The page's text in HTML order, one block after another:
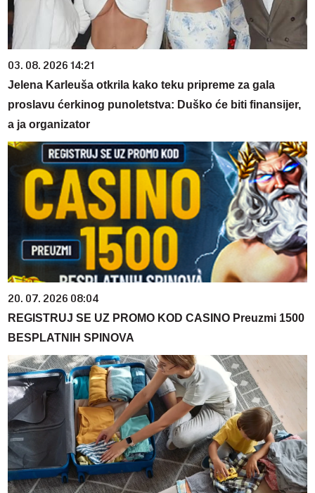
03. 08. 2026 14:21
Jelena Karleuša otkrila kako teku pripreme za gala
proslavu ćerkinog punoletstva: Duško će biti finansijer,
a ja organizator
20. 07. 2026 08:04
REGISTRUJ SE UZ PROMO KOD CASINO Preuzmi 1500
BESPLATNIH SPINOVA